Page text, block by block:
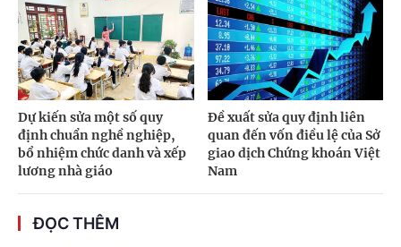
Dự kiến sửa một số quy
định chuẩn nghề nghiệp,
bổ nhiệm chức danh và xếp
lương nhà giáo
Đề xuất sửa quy định liên
quan đến vốn điều lệ của Sở
giao dịch Chứng khoán Việt
Nam
ĐỌC THÊM